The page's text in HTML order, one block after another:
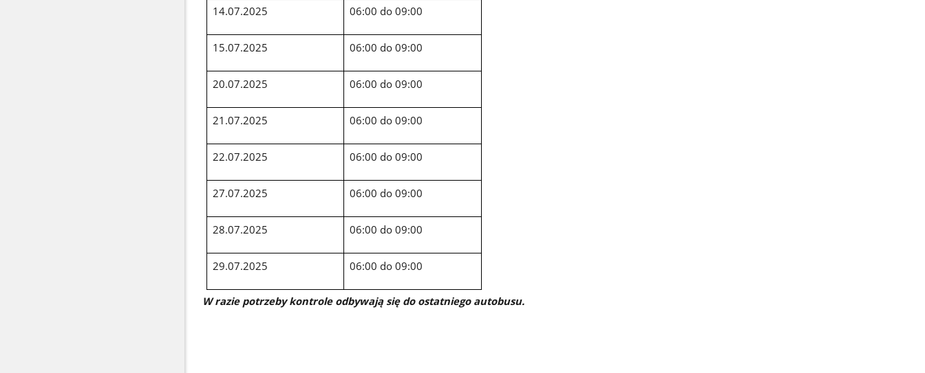
14.07.2025 06:00 do 09:00
15.07.2025 06:00 do 09:00
20.07.2025 06:00 do 09:00
21.07.2025 06:00 do 09:00
22.07.2025 06:00 do 09:00
27.07.2025 06:00 do 09:00
28.07.2025 06:00 do 09:00
29.07.2025 06:00 do 09:00
W razie potrzeby kontrole odbywają się do ostatniego autobusu.